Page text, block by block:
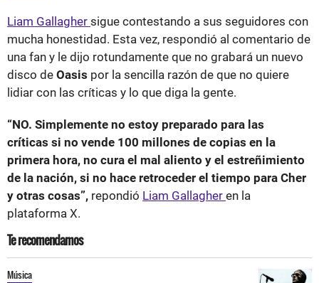
Liam Gallagher sigue contestando a sus seguidores con
mucha honestidad. Esta vez, respondió al comentario de
una fan y le dijo rotundamente que no grabará un nuevo
disco de Oasis por la sencilla razón de que no quiere
lidiar con las críticas y lo que diga la gente.
“NO. Simplemente no estoy preparado para las
críticas si no vende 100 millones de copias en la
primera hora, no cura el mal aliento y el estreñimiento
de la nación, si no hace retroceder el tiempo para Cher
y otras cosas”, repondió Liam Gallagher en la
plataforma X.
Te recomendamos
Música